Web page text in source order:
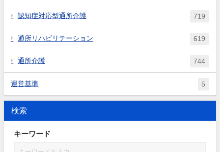
認知症対応型通所介護 719
通所リハビリテーション 619
通所介護 744
運営基準 5
検索
キーワード